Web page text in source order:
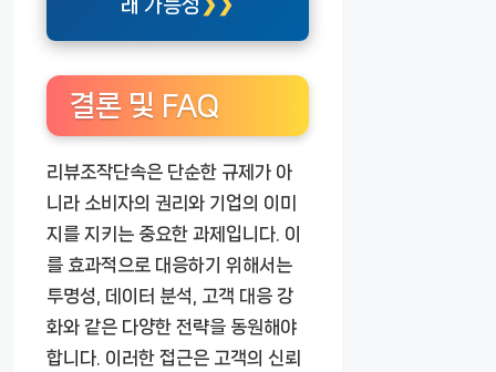
래 가능성
결론 및 FAQ
리뷰조작단속은 단순한 규제가 아
니라 소비자의 권리와 기업의 이미
지를 지키는 중요한 과제입니다. 이
를 효과적으로 대응하기 위해서는
투명성, 데이터 분석, 고객 대응 강
화와 같은 다양한 전략을 동원해야
합니다. 이러한 접근은 고객의 신뢰